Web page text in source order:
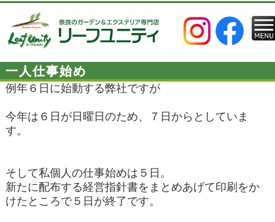
一人仕事始め
例年６日に始動する弊社ですが
今年は６日が日曜日のため、７日からとしていま
す。
そして私個人の仕事始めは５日。
新たに配布する経営指針書をまとめあげて印刷をか
けたところで５日が終了です。